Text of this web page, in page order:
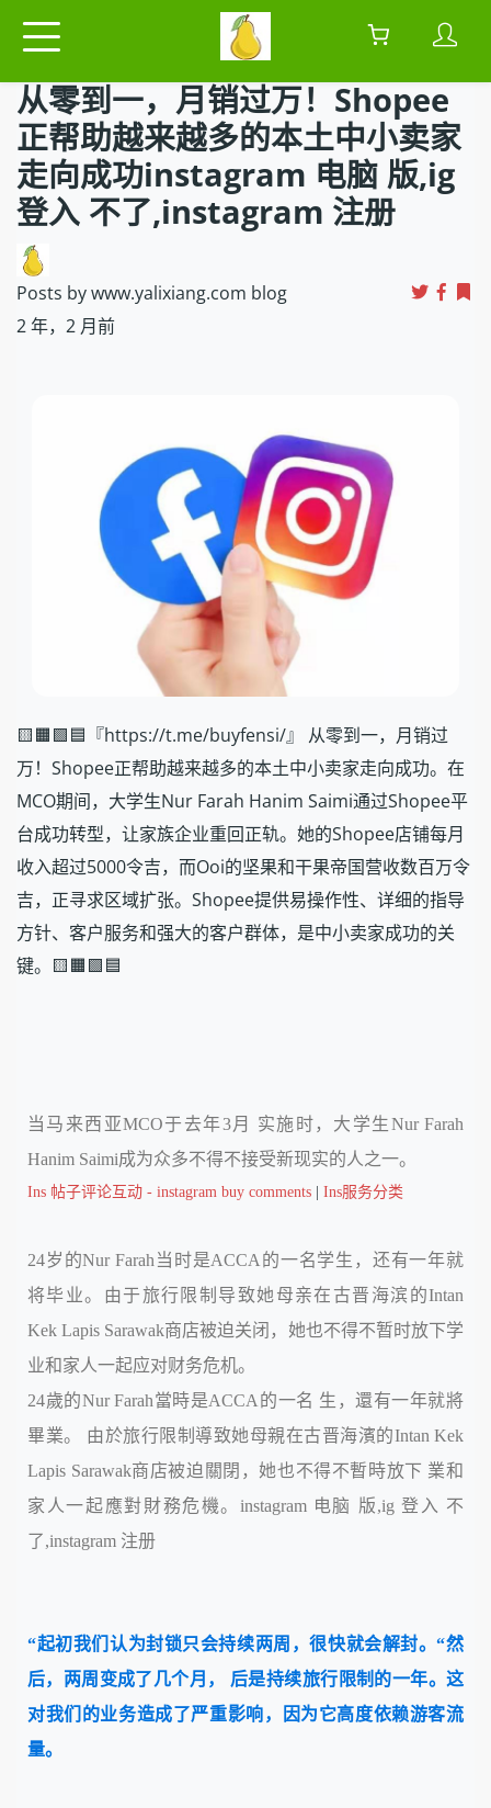
从零到一，月销过万！Shopee
正帮助越来越多的本土中小卖家
走向成功instagram 电脑 版,ig
登入 不了,instagram 注册
Posts by www.yalixiang.com blog
2 年，2 月前
🟨🟧🟩🟦『https://t.me/buyfensi/』 从零到一，月销过
万！Shopee正帮助越来越多的本土中小卖家走向成功。在
MCO期间，大学生Nur Farah Hanim Saimi通过Shopee平
台成功转型，让家族企业重回正轨。她的Shopee店铺每月
收入超过5000令吉，而Ooi的坚果和干果帝国营收数百万令
吉，正寻求区域扩张。Shopee提供易操作性、详细的指导
方针、客户服务和强大的客户群体，是中小卖家成功的关
键。🟨🟧🟩🟦
当马来西亚MCO于去年3月 实施时，大学生Nur Farah
Hanim Saimi成为众多不得不接受新现实的人之一。
Ins 帖子评论互动 - instagram buy comments Ins服务分类
24岁的Nur Farah当时是ACCA的一名学生，还有一年就
将毕业。由于旅行限制导致她母亲在古晋海滨的Intan
Kek Lapis Sarawak商店被迫关闭，她也不得不暂时放下学
业和家人一起应对财务危机。
24歲的Nur Farah當時是ACCA的一名 生，還有一年就將
畢業。 由於旅行限制導致她母親在古晋海濱的Intan Kek
Lapis Sarawak商店被迫關閉，她也不得不暫時放下 業和
家人一起應對財務危機。instagram 电脑 版,ig 登入 不
了,instagram 注册
“起初我们认为封锁只会持续两周，很快就会解封。“然
后，两周变成了几个月， 后是持续旅行限制的一年。这
对我们的业务造成了严重影响，因为它高度依赖游客流
量。